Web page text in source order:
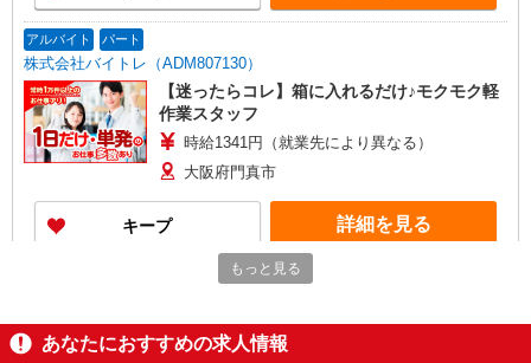
アルバイト パート
株式会社バイトレ（ADM807130）
【迷ったらコレ】箱に入れるだけ♪モクモク軽
作業スタッフ
時給1341円（就業先により異なる）
大阪府門真市
キープ 詳細を見る
手のひらサイズ中心◎数える・詰めるだけの超
かんたん作業
もっと見る
あなたにおすすめの求人情報